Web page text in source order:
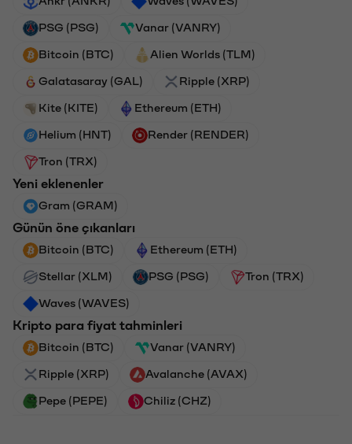
PSG (PSG) Vanar (VANRY)
Bitcoin (BTC) Alien Worlds (TLM)
Galatasaray (GAL) Ripple (XRP)
Kite (KITE) Ethereum (ETH)
Helium (HNT) Render (RENDER)
Tron (TRX)
Yeni eklenenler
Gram (GRAM)
Günün öne çıkanları
Bitcoin (BTC) Ethereum (ETH)
Stellar (XLM) PSG (PSG) Tron (TRX)
Waves (WAVES)
Kripto para fiyat tahminleri
Bitcoin (BTC) Vanar (VANRY)
Ripple (XRP) Avalanche (AVAX)
Pepe (PEPE) Chiliz (CHZ)